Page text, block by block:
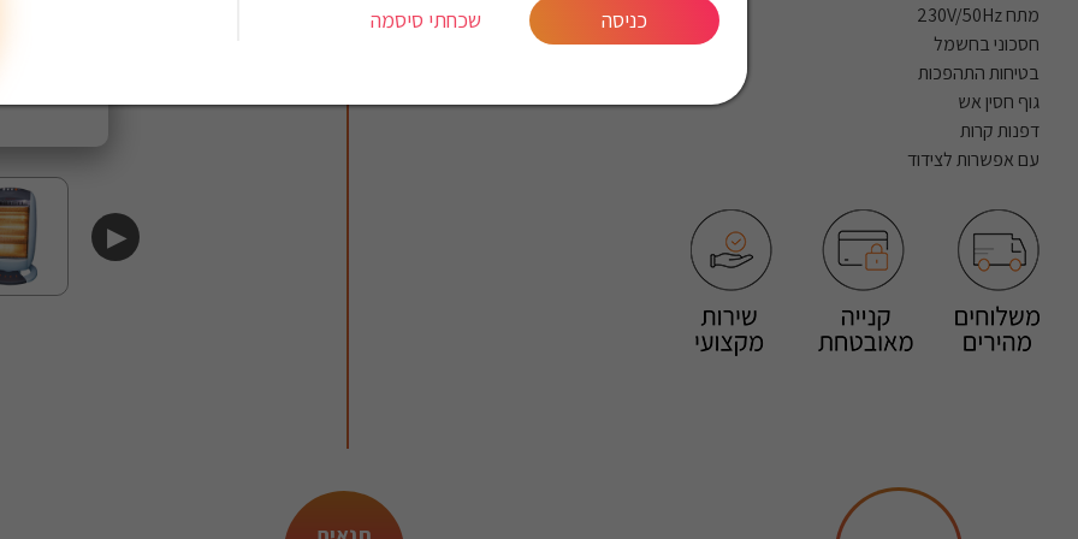
כניסה שכחתי סיסמה
מתח 230V/50Hz
חסכוני בחשמל
בטיחות התהפכות
גוף חסין אש
דפנות קרות
עם אפשרות לצידוד
▶